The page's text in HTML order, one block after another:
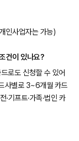
인사업자는 가능)
건이 있나요?
로도 신청할 수 있어
사별로 3~6개월 카드
·기프트·가족·법인 카